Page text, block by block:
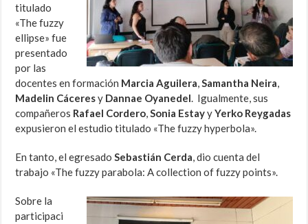
titulado
«The fuzzy
ellipse» fue
presentado
por las
docentes en formación Marcia Aguilera,Samantha Neira,
Madelin Cáceresy Dannae Oyanedel. Igualmente, sus
compañeros Rafael Cordero,Sonia EstayyYerko Reygadas
expusieron el estudio titulado «The fuzzy hyperbola».
En tanto, el egresado Sebastián Cerda, dio cuenta del
trabajo «The fuzzy parabola: A collection of fuzzy points».
Sobre la
participaci